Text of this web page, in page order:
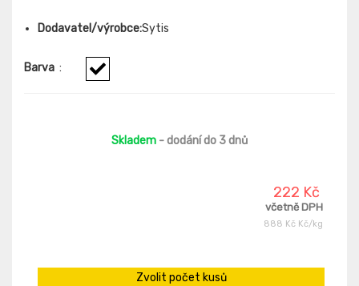
Dodavatel/výrobce:Sytis
Barva :
Skladem - dodání do 3 dnů
222 Kč
včetně DPH
888 Kč Kč/kg
Zvolit počet kusů